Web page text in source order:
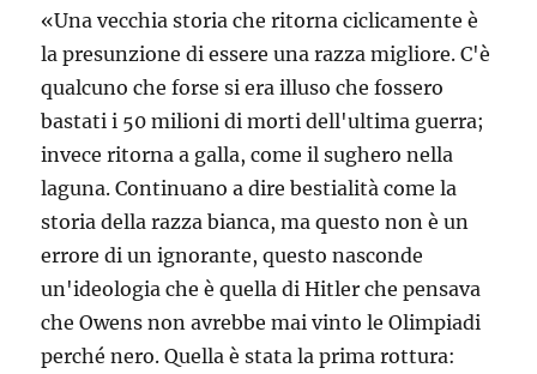
«Una vecchia storia che ritorna ciclicamente è
la presunzione di essere una razza migliore. C'è
qualcuno che forse si era illuso che fossero
bastati i 50 milioni di morti dell'ultima guerra;
invece ritorna a galla, come il sughero nella
laguna. Continuano a dire bestialità come la
storia della razza bianca, ma questo non è un
errore di un ignorante, questo nasconde
un'ideologia che è quella di Hitler che pensava
che Owens non avrebbe mai vinto le Olimpiadi
perché nero. Quella è stata la prima rottura: